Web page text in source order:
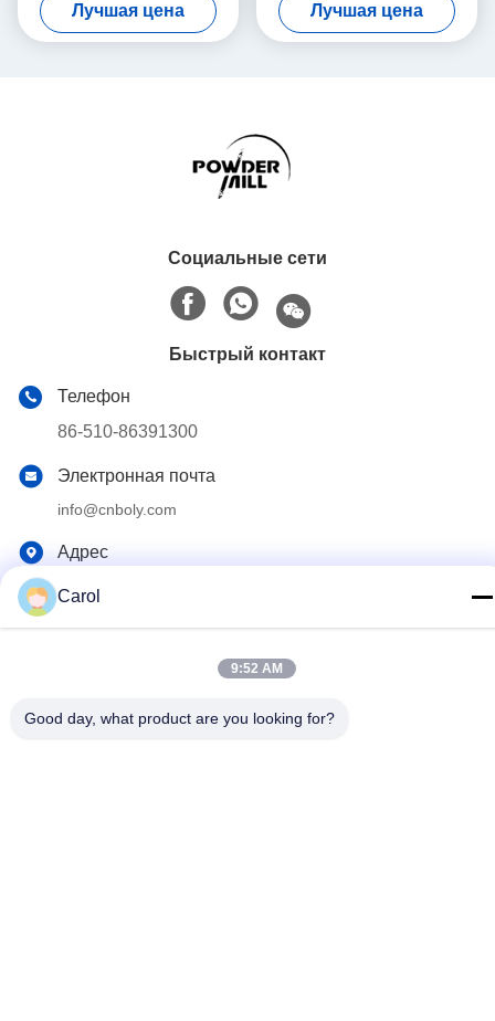
видов специй
Лучшая цена
станка тонкоизмельченного
порошка Пульверизер
Лучшая цена
Социальные сети
Быстрый контакт
Телефон
86-510-86391300
Электронная почта
info@cnboly.com
Адрес
Дорога Но.9 Синда, город Джянгин городка Жутанг,
Политика конфиденциальности
Китай хорошо. Качество шлифовальный станок
Carol
9:52 AM
Good day, what product are you looking for?